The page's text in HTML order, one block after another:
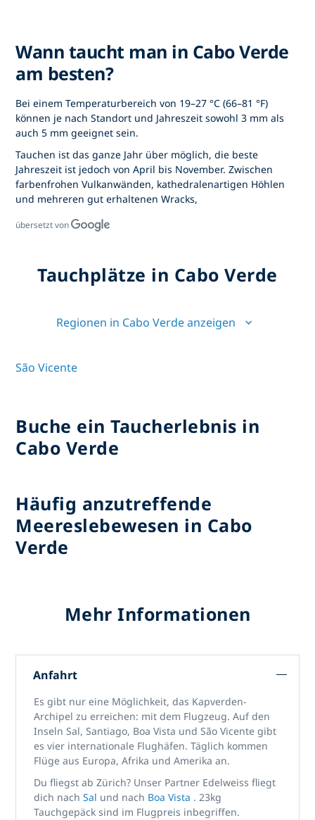
Wann taucht man in Cabo Verde
am besten?
Bei einem Temperaturbereich von 19–27 °C (66–81 °F)
können je nach Standort und Jahreszeit sowohl 3 mm als
auch 5 mm geeignet sein.
Tauchen ist das ganze Jahr über möglich, die beste
Jahreszeit ist jedoch von April bis November. Zwischen
farbenfrohen Vulkanwänden, kathedralenartigen Höhlen
und mehreren gut erhaltenen Wracks,
übersetzt von
Tauchplätze in Cabo Verde
Regionen in Cabo Verde anzeigen
São Vicente
Buche ein Taucherlebnis in
Cabo Verde
Häufig anzutreffende
Meereslebewesen in Cabo
Verde
Mehr Informationen
Anfahrt
Es gibt nur eine Möglichkeit, das Kapverden-
Archipel zu erreichen: mit dem Flugzeug. Auf den
Inseln Sal, Santiago, Boa Vista und São Vicente gibt
es vier internationale Flughäfen. Täglich kommen
Flüge aus Europa, Afrika und Amerika an.
Du fliegst ab Zürich? Unser Partner Edelweiss fliegt
dich nachSal und nach Boa Vista . 23kg
Tauchgepäck sind im Flugpreis inbegriffen.